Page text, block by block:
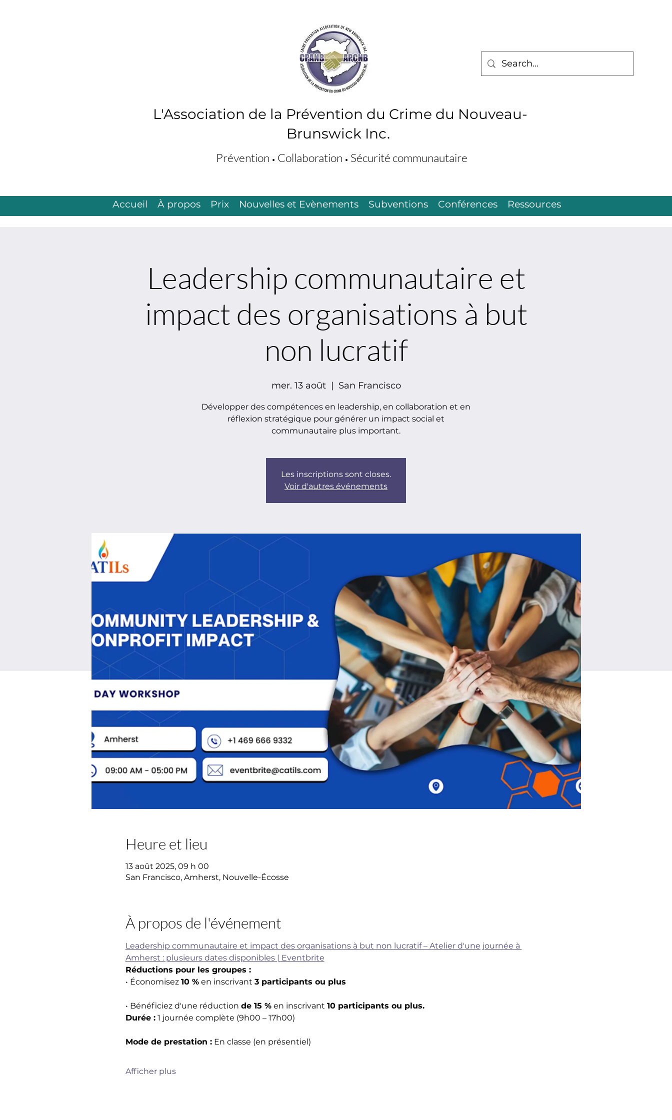
Accueil À propos Prix Nouvelles et Evènements Subventions Conférences Ressources
L'Association de la Prévention du Crime du Nouveau-
Brunswick Inc.
Prévention • Collaboration • Sécurité communautaire
Leadership communautaire et
impact des organisations à but
non lucratif
mer. 13 août
  |
San Francisco
Développer des compétences en leadership, en collaboration et en
réflexion stratégique pour générer un impact social et
communautaire plus important.
Les inscriptions sont closes.
Voir d'autres événements
Heure et lieu
13 août 2025, 09 h 00
San Francisco, Amherst, Nouvelle-Écosse
À propos de l'événement
Leadership communautaire et impact des organisations à but non lucratif – Atelier d'une journée à
Amherst : plusieurs dates disponibles | Eventbrite
Réductions pour les groupes :
• Économisez 10 % en inscrivant 3 participants ou plus
• Bénéficiez d'une réduction de 15 % en inscrivant 10 participants ou plus.
Durée : 1 journée complète (9h00 – 17h00)
Mode de prestation : En classe (en présentiel)
Afficher plus